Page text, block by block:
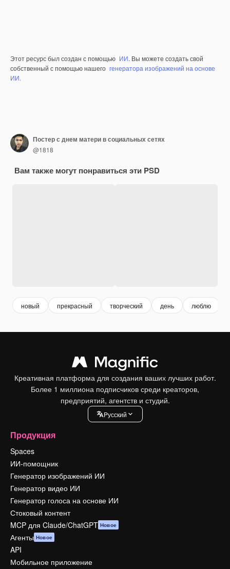
Этот ресурс был создан с помощью ИИ. Вы можете создать свой
собственный с помощью нашего генератора изображений на основе
ИИ.
Постер с днем матери в социальных сетях
@1818
Вам также могут понравиться эти PSD
новый прекрасный творческий день люблю
Креативная платформа для создания ваших лучших работ.
Более 1 миллиона подписчиков среди креаторов,
предприятий, агентств и студий.
Pусский
Продукция
Spaces
ИИ-помощник
Генератор изображений ИИ
Генератор видео ИИ
Генератор голоса на основе ИИ
Стоковый контент
MCP для Claude/ChatGPT Новое
Агенты Новое
API
Мобильное приложение